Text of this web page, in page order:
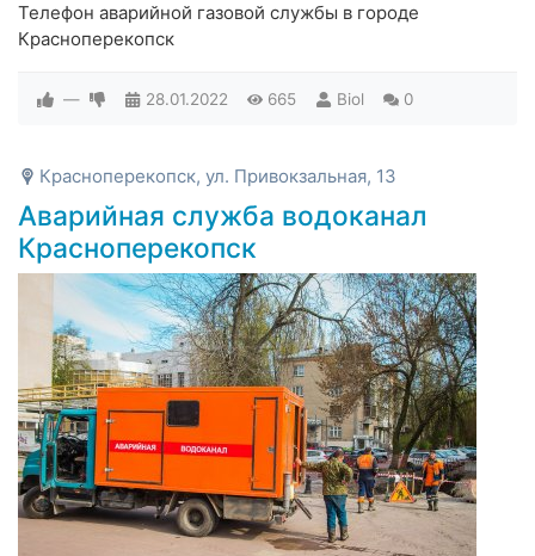
Телефон аварийной газовой службы в городе
Красноперекопск
— 28.01.2022 665 Biol 0
Красноперекопск, ул. Привокзальная, 13
Аварийная служба водоканал
Красноперекопск